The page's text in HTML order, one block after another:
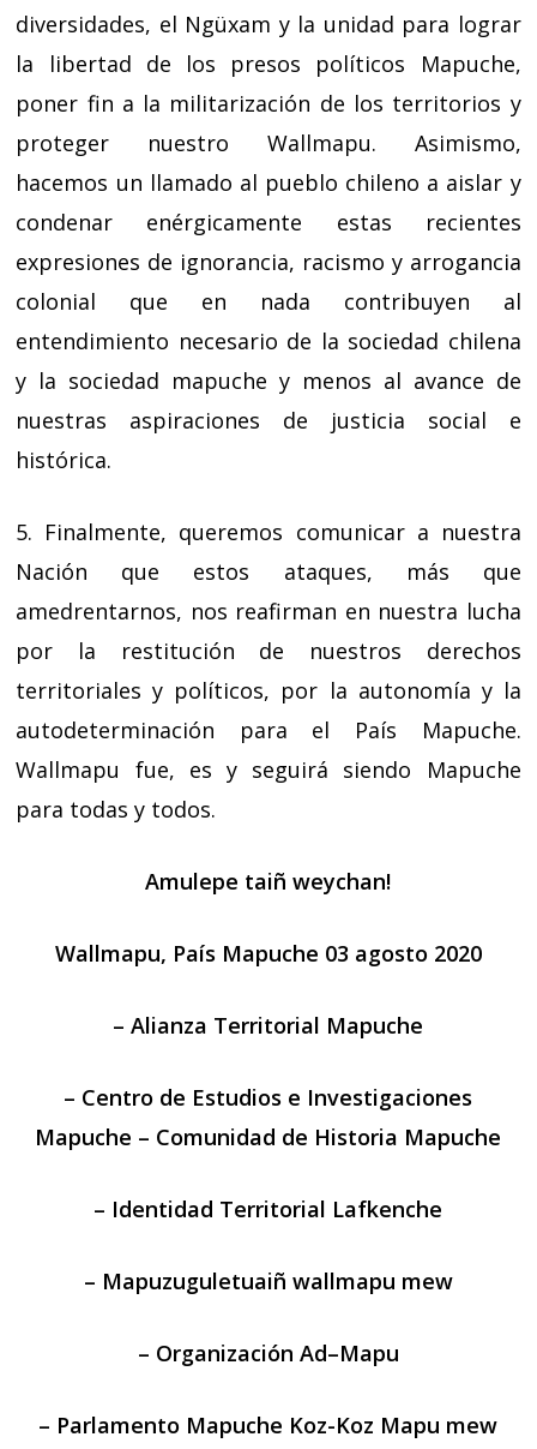
diversidades, el Ngüxam y la unidad para lograr
la libertad de los presos políticos Mapuche,
poner fin a la militarización de los territorios y
proteger nuestro Wallmapu. Asimismo,
hacemos un llamado al pueblo chileno a aislar y
condenar enérgicamente estas recientes
expresiones de ignorancia, racismo y arrogancia
colonial que en nada contribuyen al
entendimiento necesario de la sociedad chilena
y la sociedad mapuche y menos al avance de
nuestras aspiraciones de justicia social e
histórica.
5. Finalmente, queremos comunicar a nuestra
Nación que estos ataques, más que
amedrentarnos, nos reafirman en nuestra lucha
por la restitución de nuestros derechos
territoriales y políticos, por la autonomía y la
autodeterminación para el País Mapuche.
Wallmapu fue, es y seguirá siendo Mapuche
para todas y todos.
Amulepe taiñ weychan!
Wallmapu, País Mapuche 03 agosto 2020
– Alianza Territorial Mapuche
– Centro de Estudios e Investigaciones
Mapuche – Comunidad de Historia Mapuche
– Identidad Territorial Lafkenche
– Mapuzuguletuaiñ wallmapu mew
– Organización Ad–Mapu
– Parlamento Mapuche Koz-Koz Mapu mew